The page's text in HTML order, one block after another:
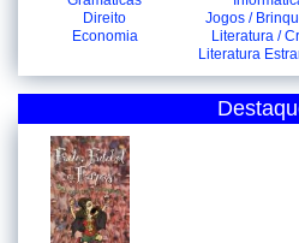
Direito
Economia
Jogos /
Literatura /
Literatura